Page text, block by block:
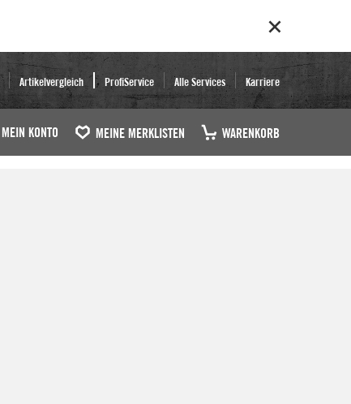
Artikelvergleich ProfiService Alle Services Karriere
MEIN KONTO MEINE MERKLISTEN WARENKORB